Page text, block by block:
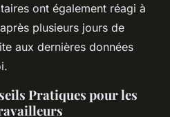
ont également réagi à
plusieurs jours de
aux dernières données
Pratiques pour les